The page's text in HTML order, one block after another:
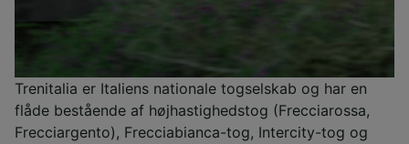
Trenitalia er Italiens nationale togselskab og har en
flåde bestående af højhastighedstog (Frecciarossa,
Frecciargento), Frecciabianca-tog, Intercity-tog og